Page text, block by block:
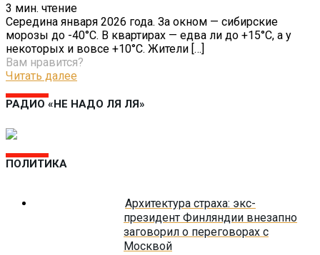
3 мин. чтение
Середина января 2026 года. За окном — сибирские
морозы до -40°C. В квартирах — едва ли до +15°C, а у
некоторых и вовсе +10°C. Жители […]
Вам нравится?
Читать далее
РАДИО «НЕ НАДО ЛЯ ЛЯ»
ПОЛИТИКА
Архитектура страха: экс-
президент Финляндии внезапно
заговорил о переговорах с
Москвой